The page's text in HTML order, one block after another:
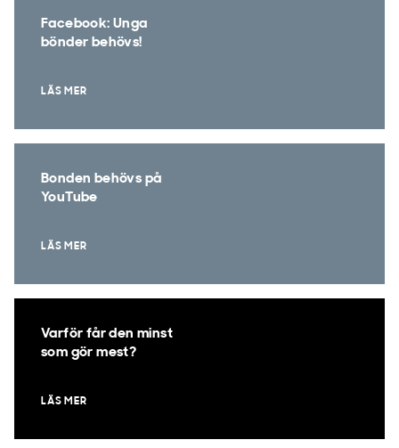
Facebook: Unga
bönder behövs!
LÄS MER
Bonden behövs på
YouTube
LÄS MER
Varför får den minst
som gör mest?
LÄS MER